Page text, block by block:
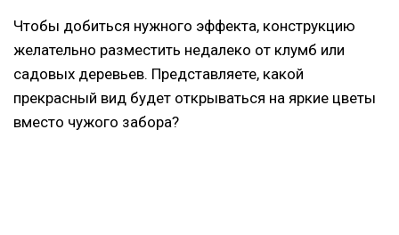
Чтобы добиться нужного эффекта, конструкцию
желательно разместить недалеко от клумб или
садовых деревьев. Представляете, какой
прекрасный вид будет открываться на яркие цветы
вместо чужого забора?